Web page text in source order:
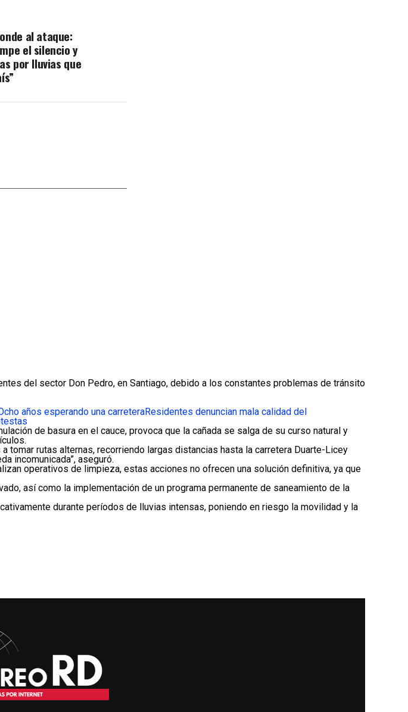
al ataque:
el silencio y
por lluvias que
del sector Don Pedro, en Santiago, debido a los constantes problemas de tránsito
años esperando una carreteraResidentes denuncian mala calidad del
de basura en el cauce, provoca que la cañada se salga de su curso natural y
rutas alternas, recorriendo largas distancias hasta la carretera Duarte-Licey
incomunicada”, aseguró.
operativos de limpieza, estas acciones no ofrecen una solución definitiva, ya que
así como la implementación de un programa permanente de saneamiento de la
durante períodos de lluvias intensas, poniendo en riesgo la movilidad y la